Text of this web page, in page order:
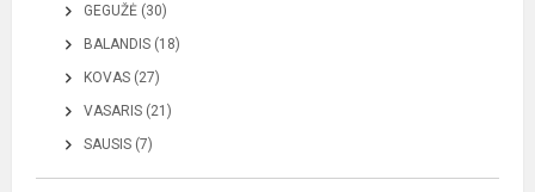
GEGUŽĖ (30)
BALANDIS (18)
KOVAS (27)
VASARIS (21)
SAUSIS (7)